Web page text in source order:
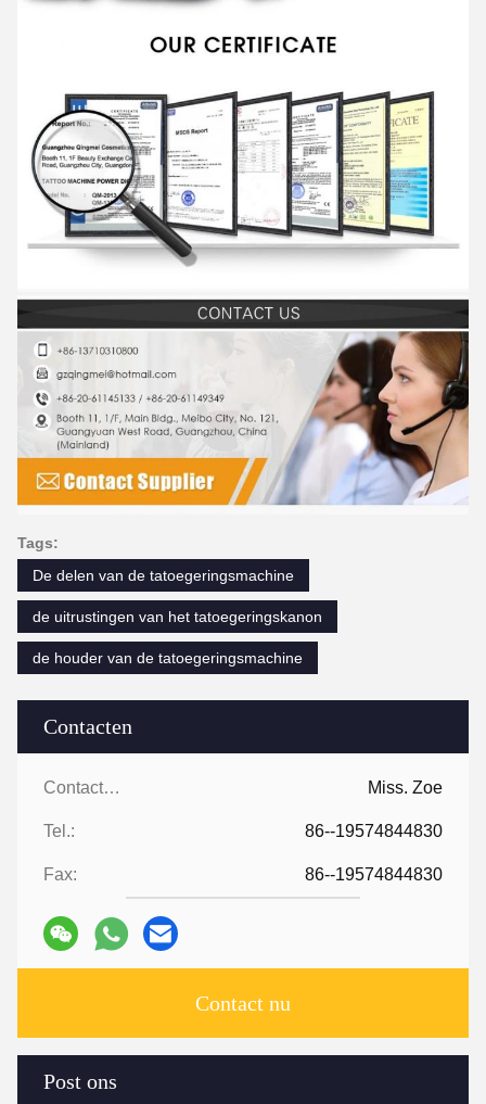
Contacten
Contacten: Miss. Zoe
Tel.: 86--19574844830
Fax: 86--19574844830
Contact nu
Post ons
Tags:
De delen van de tatoegeringsmachine
de uitrustingen van het tatoegeringskanon
de houder van de tatoegeringsmachine